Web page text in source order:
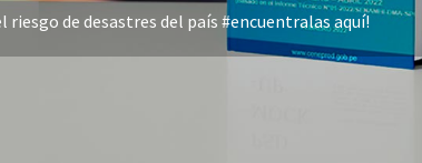
de desastres del país #encuentralas aquí!